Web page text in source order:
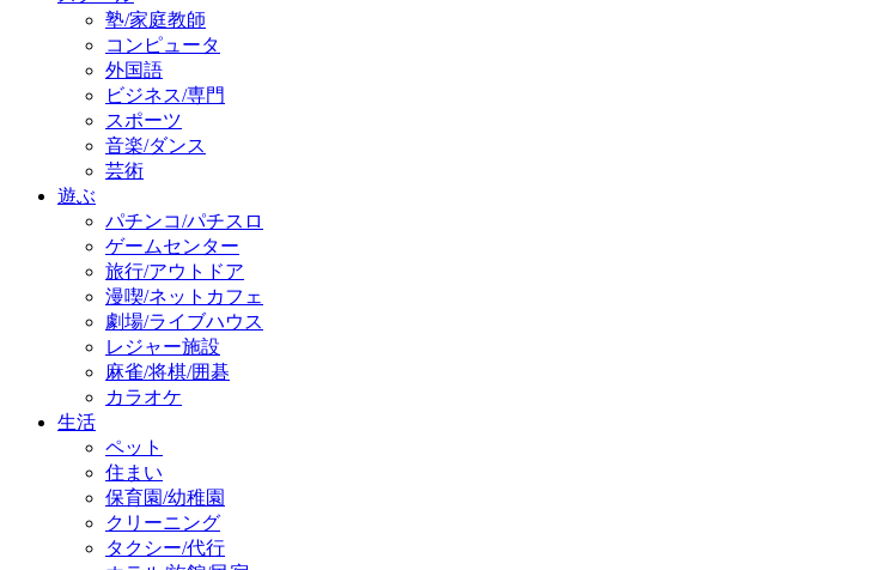
塾/家庭教師
コンピュータ
外国語
ビジネス/専門
スポーツ
音楽/ダンス
芸術
遊ぶ
パチンコ/パチスロ
ゲームセンター
旅行/アウトドア
漫喫/ネットカフェ
劇場/ライブハウス
レジャー施設
麻雀/将棋/囲碁
カラオケ
生活
ペット
住まい
保育園/幼稚園
クリーニング
タクシー/代行